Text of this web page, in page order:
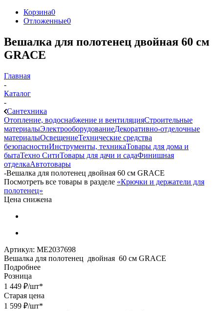
Корзина0
Отложенные0
Вешалка для полотенец двойная 60 см
GRACE
Главная
-
Каталог
-
Сантехника
Отопление, водоснабжение и вентиляцияСтроительные
материалыЭлектрооборудованиеДекоративно-отделочные
материалыОсвещениеТехнические средства
безопасностиИнструменты, техникаТовары для дома и
бытаТехно СитиТовары для дачи и садаФинишная
отделкаАвтотовары
-Вешалка для полотенец двойная 60 см GRACE
Посмотреть все товары в разделе «Крючки и держатели для
полотенец»
Цена снижена
Артикул: МЕ2037698
Вешалка для полотенец двойная 60 см GRACE
Подробнее
Розница
1 449 ₽/шт*
Старая цена
1 599 ₽/шт*